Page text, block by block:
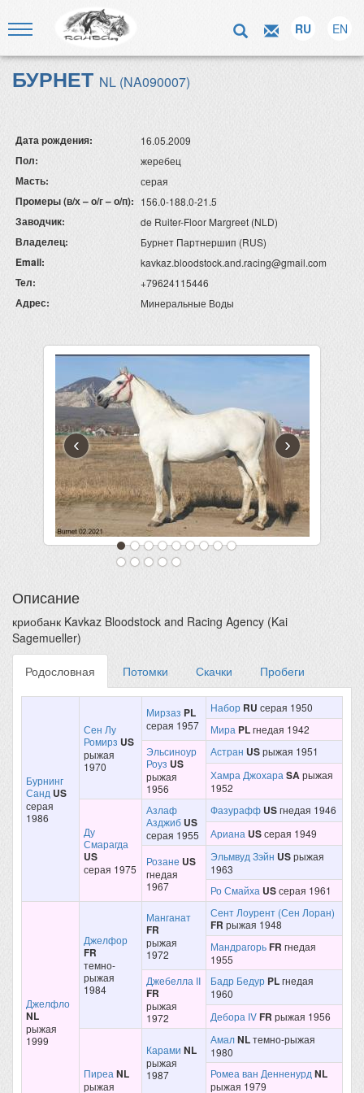
RU EN
БУРНЕТ NL (NA090007)
Дата рождения: 16.05.2009
Пол: жеребец
Масть: серая
Промеры (в/х – о/г – о/п): 156.0-188.0-21.5
Заводчик: de Ruiter-Floor Margreet (NLD)
Владелец: Бурнет Партнершип (RUS)
Email: kavkaz.bloodstock.and.racing@gmail.com
Тел: +79624115446
Адрес: Минеральные Воды
‹ ›
Описание
криобанк Kavkaz Bloodstock and Racing Agency (Kai
Sagemueller)
Родословная Потомки Скачки Пробеги
Бурнинг
Санд US
серая
1986
Сен Лу
Ромирз US
рыжая
1970
Мирзаз PL
серая 1957
Набор RU серая 1950
Мира PLгнедая 1942
Эльсиноур
Роуз US
рыжая
1956
Астран USрыжая 1951
Хамра Джохара SAрыжая
1952
Ду
Смарагда
US
серая 1975
Азлаф
Азджиб US
серая 1955
Фазурафф USгнедая 1946
Ариана USсерая 1949
Розане US
гнедая
1967
Эльмвуд Зэйн USрыжая
1963
Ро Смайха USсерая 1961
Джелфло
NL
рыжая
1999
Джелфор
FR
темно-
рыжая
1984
Манганат
FR
рыжая
1972
Сент Лоурент (Сен Лоран)
FR рыжая 1948
МандрагорьFR гнедая
1955
Джебелла II
FR
рыжая
1972
Бадр Бедур PLгнедая
1960
Дебора IVFR рыжая 1956
Пиреа NL
рыжая
Карами NL
рыжая
1987
АмалNLтемно-рыжая
1980
Ромеа ван Денненурд NL
рыжая 1979